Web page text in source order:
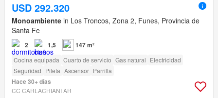
USD 292.320
Monoambiente in Los Troncos, Zona 2, Funes, Provincia de
Santa Fe
2 1,5 147 m²
Cocina equipada Cuarto de servicio Gas natural Electricidad
Seguridad Pileta Ascensor Parrilla
Hace 30+ días
CC CARLACHIANI AR